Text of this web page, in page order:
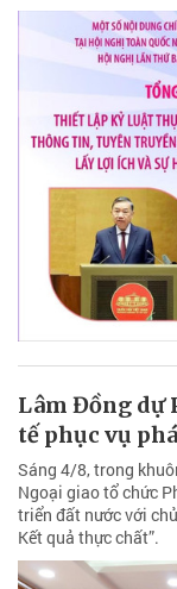
Lâm Đồng dự
tế phục vụ
Sáng 4/8, trong
Ngoại giao tổ chức
triển đất nước với
Kết quả thực chất”.